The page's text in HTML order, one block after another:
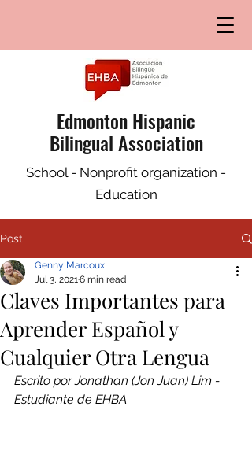
Edmonton Hispanic
Bilingual Association
School - Nonprofit organization -
Education
Post
Claves Importantes para
Aprender Español y
Cualquier Otra Lengua
Genny Marcoux
Jul 3, 20216 min read
Escrito por Jonathan (Jon Juan) Lim -
Estudiante de EHBA